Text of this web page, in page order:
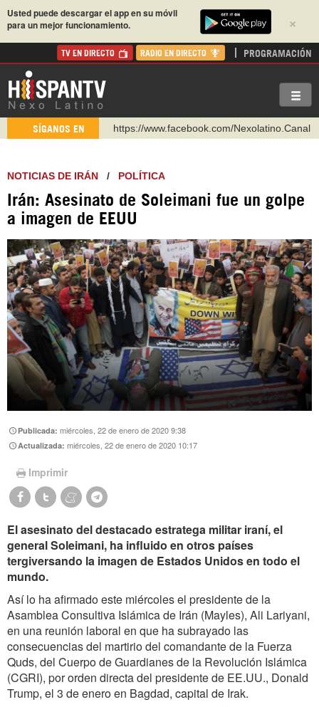
×
Usted puede descargar el app en su móvil
para un mejor funcionamiento.
TV EN DIRECTO RADIO EN DIRECTO PROGRAMACIÓN
SÍGANOS EN
https://www.facebook.com/Nexolatino.Canal
http://twitter.com/nexo_latino
https://t.me/hispantvcanal
https://urmedium.com/c/hispantv
Instagram como: hispan_tv
NOTICIAS DE IRÁN / POLÍTICA
Irán: Asesinato de Soleimani fue un golpe
a imagen de EEUU
Publicada:miércoles, 22 de enero de 2020 9:38
Actualizada:miércoles, 22 de enero de 2020 10:17
Imprimir
El asesinato del destacado estratega militar iraní, el
general Soleimani, ha influido en otros países
tergiversando la imagen de Estados Unidos en todo el
mundo.
Así lo ha afirmado este miércoles el presidente de la
Asamblea Consultiva Islámica de Irán (Mayles), Ali Lariyani,
en una reunión laboral en que ha subrayado las
consecuencias del martirio del comandante de la Fuerza
Quds, del Cuerpo de Guardianes de la Revolución Islámica
(CGRI), por orden directa del presidente de EE.UU., Donald
Trump, el 3 de enero en Bagdad, capital de Irak.